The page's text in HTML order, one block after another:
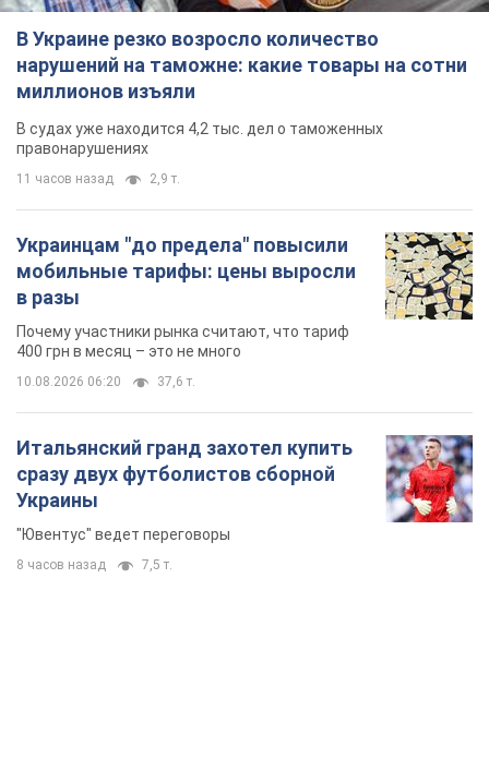
В Украине резко возросло количество
нарушений на таможне: какие товары на сотни
миллионов изъяли
В судах уже находится 4,2 тыс. дел о таможенных
правонарушениях
11 часов назад 2,9 т.
Украинцам "до предела" повысили
мобильные тарифы: цены выросли
в разы
Почему участники рынка считают, что тариф
400 грн в месяц – это не много
10.08.2026 06:20 37,6 т.
Итальянский гранд захотел купить
сразу двух футболистов сборной
Украины
"Ювентус" ведет переговоры
8 часов назад 7,5 т.